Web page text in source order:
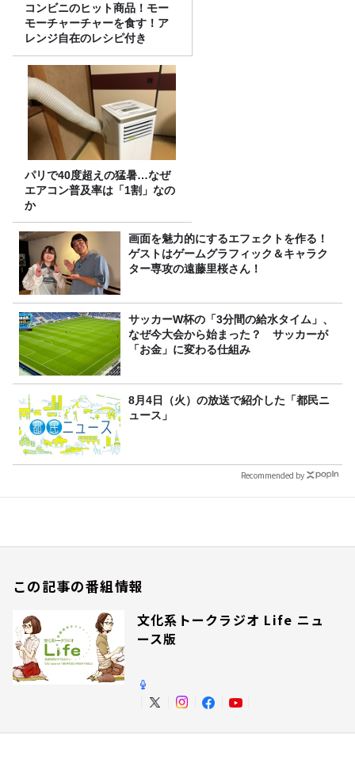
コンビニのヒット商品！モー
モーチャーチャーを食す！ア
レンジ自在のレシピ付き
パリで40度超えの猛暑…なぜ
エアコン普及率は「1割」なの
か
画面を魅力的にするエフェクトを作る！
ゲストはゲームグラフィック＆キャラク
ター専攻の遠藤里桜さん！
サッカーW杯の「3分間の給水タイム」、
なぜ今大会から始まった？ サッカーが
「お金」に変わる仕組み
8月4日（火）の放送で紹介した「都民ニ
ュース」
Recommended by
この記事の番組情報
文化系トークラジオ Life ニュ
ース版